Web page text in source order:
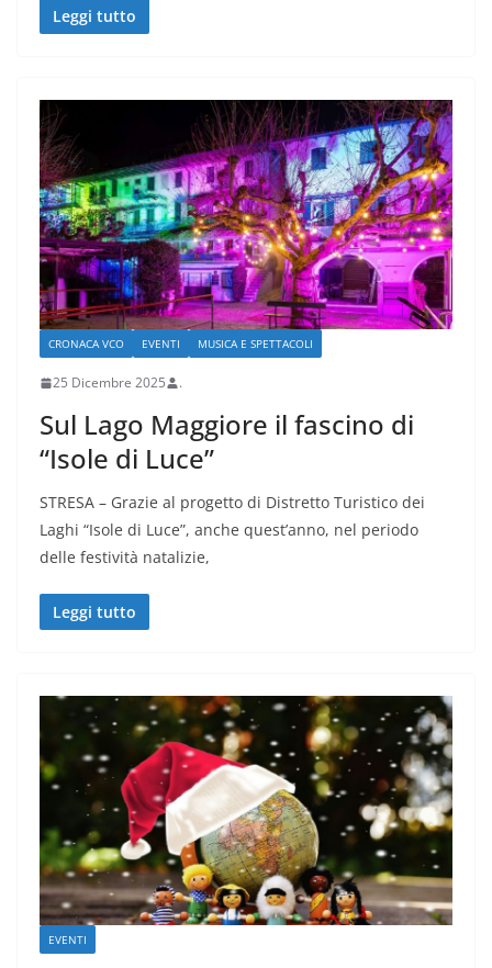
Leggi tutto
CRONACA VCO EVENTI MUSICA E SPETTACOLI
25 Dicembre 2025 .
Sul Lago Maggiore il fascino di
“Isole di Luce”
STRESA – Grazie al progetto di Distretto Turistico dei
Laghi “Isole di Luce”, anche quest’anno, nel periodo
delle festività natalizie,
Leggi tutto
EVENTI